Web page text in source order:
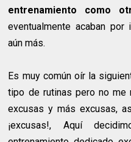
entrenamiento como
eventualmente acaban
aún más.
Es muy común oír la
tipo de rutinas pero no me
excusas y más excusas,
¡excusas!, Aquí